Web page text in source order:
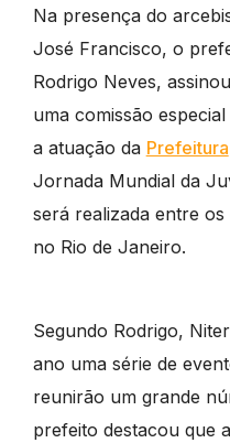
Na presença do
José Francisco, o
Rodrigo Neves,
uma comissão
a atuação da Prefeitura
Jornada Mundial da
será realizada entre
no Rio de Janeiro.
Segundo Rodrigo,
ano uma série de
reunirão um grande
prefeito destacou que